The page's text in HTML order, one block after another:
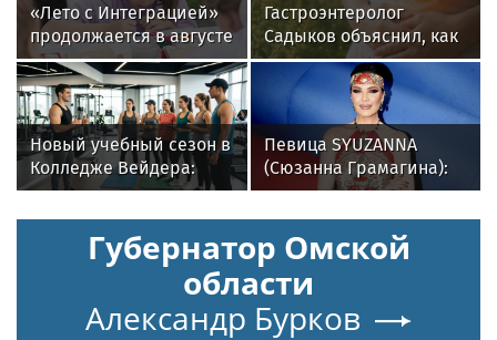
«Лето с Интеграцией»
продолжается в августе
— заключительный
месяц программы
Гастроэнтеролог
Садыков объяснил, как
амброзия может влиять
на ЖКТ
Новый учебный сезон в
Колледже Вейдера:
стартовали очные
фитнес-тренеров и
специалистов
индустрии здоровья
Певица SYUZANNA
(Сюзанна Грамагина):
как перестать
говорить спокойно
Губернатор Омской
области
Александр Бурков